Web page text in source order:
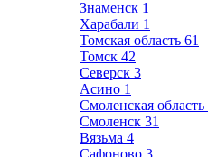
Знаменск 1
Харабали 1
Томская область 61
Томск 42
Северск 3
Асино 1
Смоленская область
Смоленск 31
Вязьма 4
Сафоново 3